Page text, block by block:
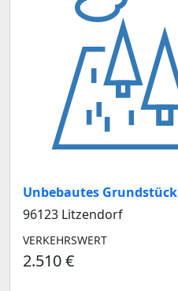
Unbebautes Grundstück
96123 Litzendorf
VERKEHRSWERT
2.510 €